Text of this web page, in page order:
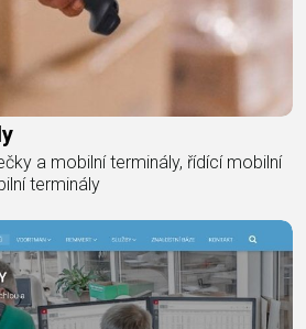
a mobilní terminály, řídící mobilní
terminály